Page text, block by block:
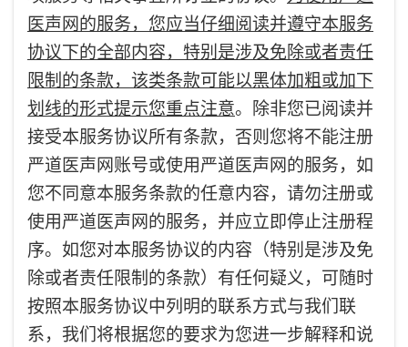
医声网的服务，您应当仔细阅读并遵守本服务
协议下的全部内容，特别是涉及免除或者责任
限制的条款，该类条款可能以黑体加粗或加下
划线的形式提示您重点注意。
除非您已阅读并
接受本服务协议所有条款，否则您将不能注册
严道医声网账号或使用严道医声网的服务，如
您不同意本服务条款的任意内容，请勿注册或
使用严道医声网的服务，并应立即停止注册程
序。如您对本服务协议的内容（特别是涉及免
除或者责任限制的条款）有任何疑义，可随时
按照本服务协议中列明的联系方式与我们联
系，我们将根据您的要求为您进一步解释和说